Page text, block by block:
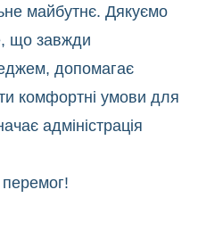
майбутнє. Дякуємо
що завжди
допомагає
комфортні умови для
адміністрація
перемог!